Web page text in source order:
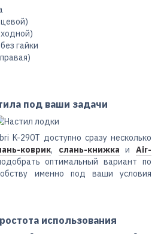
гайки
под ваши задачи
K-290T доступно сразу несколько
коврик, слань-книжка иAir-
оптимальный вариант по
именно под ваши условия
использования